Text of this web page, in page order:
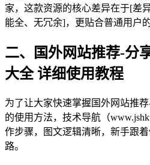
家，这款资源的核心差异在于[差
能全、无冗余]，更贴合普通用户
二、国外网站推荐-分
大全 详细使用教程
为了让大家快速掌握国外网站推
的使用方法，技术导航（
作步骤，图文逻辑清晰，新手跟
路。